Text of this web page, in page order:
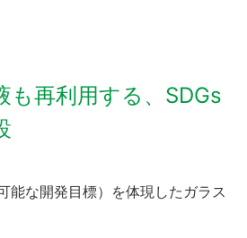
も再利用する、SDGs
能な開発目標）を体現したガラス